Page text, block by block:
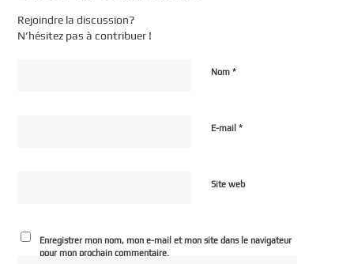
Rejoindre la discussion?
N’hésitez pas à contribuer !
Nom*
E-mail*
Site web
Enregistrer mon nom, mon e-mail et mon site dans le navigateur
pour mon prochain commentaire.